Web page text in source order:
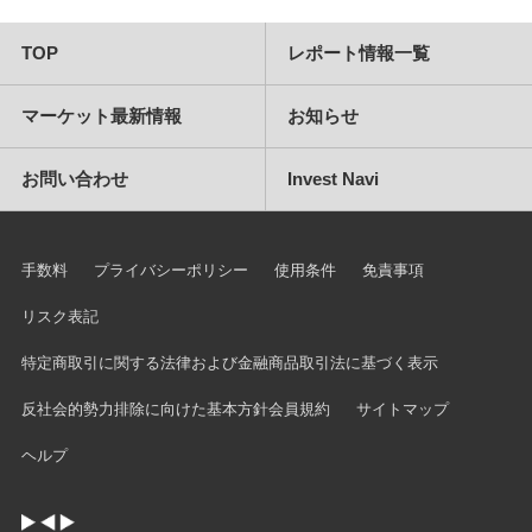
TOP レポート情報一覧
マーケット最新情報 お知らせ
お問い合わせ Invest Navi
手数料 プライバシーポリシー 使用条件 免責事項
リスク表記
特定商取引に関する法律および金融商品取引法に基づく表示
反社会的勢力排除に向けた基本方針会員規約 サイトマップ
ヘルプ